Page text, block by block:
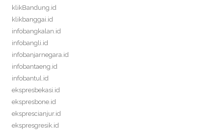
klikBandung.id
klikbanggai.id
infobangkalan.id
infobangli.id
infobanjarnegara.id
infobantaeng.id
infobantul.id
ekspresbekasi.id
ekspresbone.id
eksprescianjur.id
ekspresgresik.id